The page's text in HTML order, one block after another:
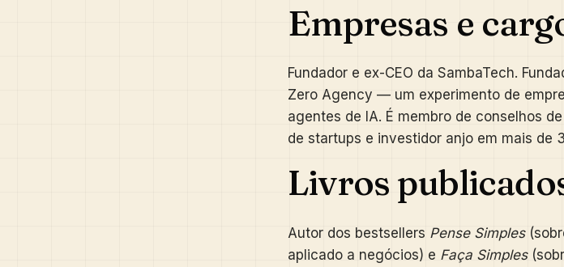
Empresas e
Fundador e ex-CEO da SambaTech.
Zero Agency — um experimento de
agentes de IA. É membro de conselhos
de startups e investidor anjo em mais de
Livros
Autor dos bestsellers Pense Simples
aplicado a negócios) e Faça Simples